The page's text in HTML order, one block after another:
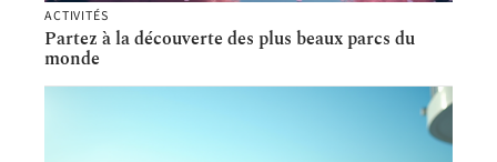
ACTIVITÉS
Partez à la découverte des plus beaux parcs du
monde